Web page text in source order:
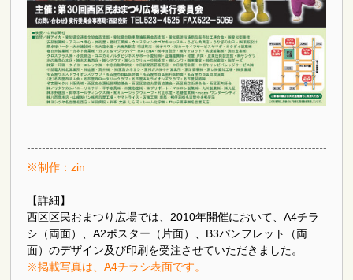
※制作：zin
【詳細】
西区区民おまつり広場では、2010年開催において、A4チラ
シ（両面）、A2ポスター（片面）、B3パンフレット（両
面）のデザイン及び印刷を受注させていただきました。
※掲載写真は、A4チラシ表面です。